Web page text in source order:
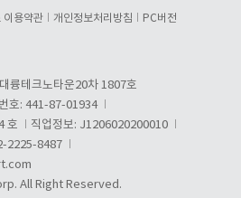
이용약관 개인정보처리방침 PC버전
륭테크노타운20차 1807호
호: 441-87-01934
호
직업정보: J1206020200010
2225-8487
All Right Reserved.